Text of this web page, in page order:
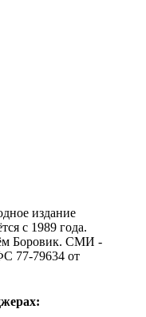
издание
с 1989 года.
Боровик. CМИ -
77-79634 от